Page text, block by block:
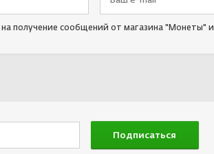
на получение сообщений от магазина "Монеты" и